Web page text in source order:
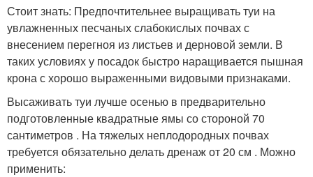
Стоит знать: Предпочтительнее выращивать туи на
увлажненных песчаных слабокислых почвах с
внесением перегноя из листьев и дерновой земли. В
таких условиях у посадок быстро наращивается пышная
крона с хорошо выраженными видовыми признаками.
Высаживать туи лучше осенью в предварительно
подготовленные квадратные ямы со стороной 70
сантиметров . На тяжелых неплодородных почвах
требуется обязательно делать дренаж от 20 см . Можно
применить: